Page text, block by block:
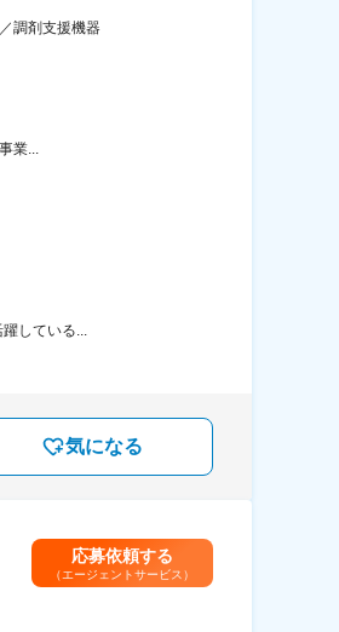
調剤支援機器
業...
している...
気になる
応募依頼する
（エージェントサービス）